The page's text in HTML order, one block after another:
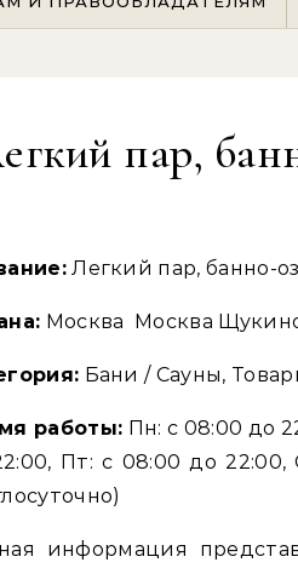
пар,
Легкий пар, банно-
Москва Москва
Бани / Сауны,
работы: Пн: с 08:00 до
Пт: с 08:00 до 22:00,
информация